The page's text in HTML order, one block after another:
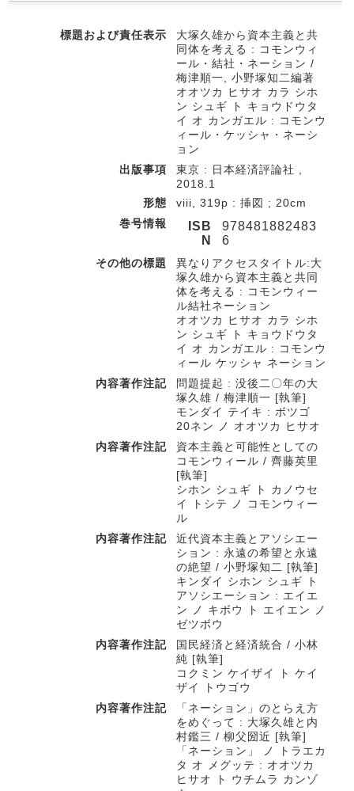
標題および責任表示
大塚久雄から資本主義と共
同体を考える : コモンウィ
ール・結社・ネーション /
梅津順一, 小野塚知二編著
オオツカ ヒサオ カラ シホ
ン シュギ ト キョウドウタ
イ オ カンガエル : コモンウ
ィール・ケッシャ・ネーシ
ョン
出版事項
東京 : 日本経済評論社 ,
2018.1
形態
viii, 319p : 挿図 ; 20cm
巻号情報
ISB
N
978481882483
6
その他の標題
異なりアクセスタイトル:大
塚久雄から資本主義と共同
体を考える : コモンウィー
ル結社ネーション
オオツカ ヒサオ カラ シホ
ン シュギ ト キョウドウタ
イ オ カンガエル : コモンウ
ィール ケッシャ ネーション
内容著作注記
問題提起 : 没後二〇年の大
塚久雄 / 梅津順一 [執筆]
モンダイ テイキ : ボツゴ
20ネン ノ オオツカ ヒサオ
内容著作注記
資本主義と可能性としての
コモンウィール / 齊藤英里
[執筆]
シホン シュギ ト カノウセ
イ トシテ ノ コモンウィー
ル
内容著作注記
近代資本主義とアソシエー
ション : 永遠の希望と永遠
の絶望 / 小野塚知二 [執筆]
キンダイ シホン シュギ ト
アソシエーション : エイエ
ン ノ キボウ ト エイエン ノ
ゼツボウ
内容著作注記
国民経済と経済統合 / 小林
純 [執筆]
コクミン ケイザイ ト ケイ
ザイ トウゴウ
内容著作注記
「ネーション」のとらえ方
をめぐって : 大塚久雄と内
村鑑三 / 柳父圀近 [執筆]
「ネーション」 ノ トラエカ
タ オ メグッテ : オオツカ
ヒサオ ト ウチムラ カンゾ